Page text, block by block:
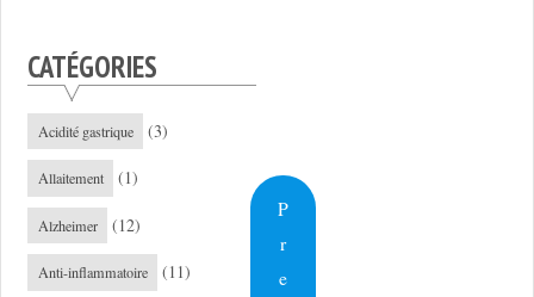
CATÉGORIES
Acidité gastrique (3)
Allaitement (1)
Alzheimer (12)
Anti-inflammatoire (11)
P
r
e